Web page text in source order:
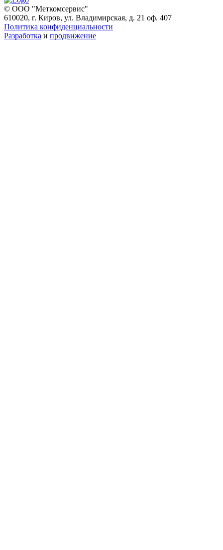
© ООО "Меткомсервис"
610020, г. Киров, ул. Владимирская, д. 21 оф. 407
Политика конфиденциальности
Разработка и продвижение